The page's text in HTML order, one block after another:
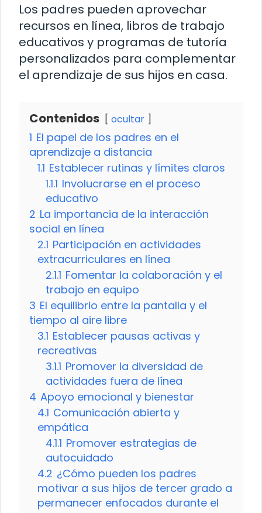
Los padres pueden aprovechar
recursos en línea, libros de trabajo
educativos y programas de tutoría
personalizados para complementar
el aprendizaje de sus hijos en casa.
Contenidos ocultar
1 El papel de los padres en el
aprendizaje a distancia
1.1 Establecer rutinas y límites claros
1.1.1 Involucrarse en el proceso
educativo
2 La importancia de la interacción
social en línea
2.1 Participación en actividades
extracurriculares en línea
2.1.1 Fomentar la colaboración y el
trabajo en equipo
3 El equilibrio entre la pantalla y el
tiempo al aire libre
3.1 Establecer pausas activas y
recreativas
3.1.1 Promover la diversidad de
actividades fuera de línea
4 Apoyo emocional y bienestar
4.1 Comunicación abierta y
empática
4.1.1 Promover estrategias de
autocuidado
4.2 ¿Cómo pueden los padres
motivar a sus hijos de tercer grado a
permanecer enfocados durante el